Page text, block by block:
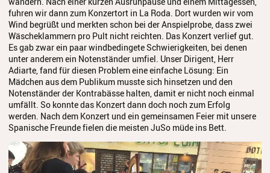
fuhren wir dann zum Konzertort in La Roda. Dort wurden wir vom
Wind begrüßt und merkten schon bei der Anspielprobe, dass zwei
Wäscheklammern pro Pult nicht reichten. Das Konzert verlief gut.
Es gab zwar ein paar windbedingete Schwierigkeiten, bei denen
unter anderem ein Notenständer umfiel. Unser Dirigent, Herr
Adiarte, fand für diesen Problem eine einfache Lösung: Ein
Mädchen aus dem Publikum musste sich hinsetzen und den
Notenständer der Kontrabässe halten, damit er nicht noch einmal
umfällt. So konnte das Konzert dann doch noch zum Erfolg
werden. Nach dem Konzert und ein gemeinsamen Feier mit unsere
Spanische Freunde fielen die meisten JuSo müde ins Bett.